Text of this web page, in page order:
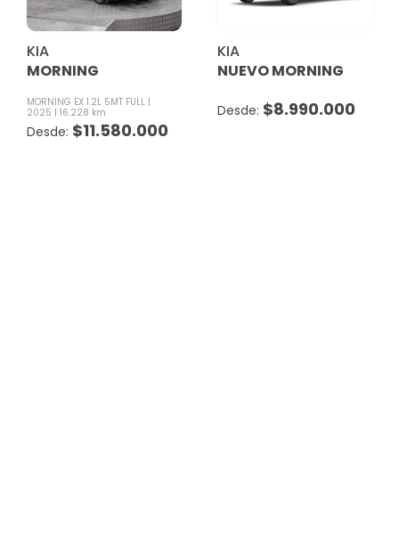
KIA
MORNING
MORNING EX 1.2L 5MT FULL
2025
16.228 km
$11.580.000
KIA
NUEVO MORNING
$8.990.000